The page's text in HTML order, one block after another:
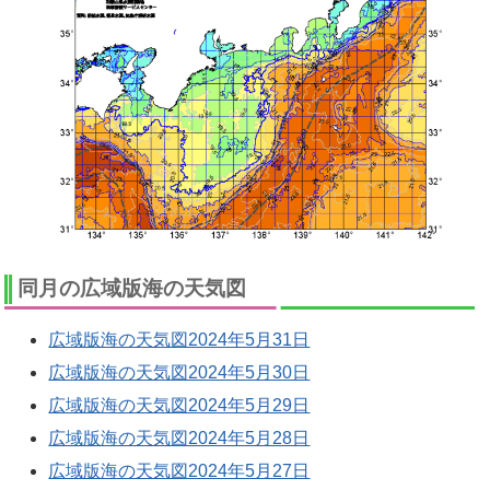
同月の広域版海の天気図
広域版海の天気図2024年5月31日
広域版海の天気図2024年5月30日
広域版海の天気図2024年5月29日
広域版海の天気図2024年5月28日
広域版海の天気図2024年5月27日